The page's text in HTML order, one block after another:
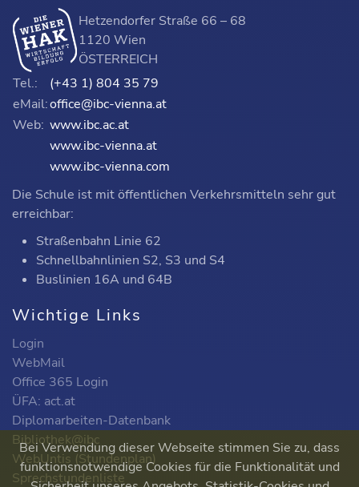
Hetzendorfer Straße 66 – 68
1120 Wien
ÖSTERREICH
Tel.:
(+43 1) 804 35 79
eMail:office@ibc-vienna.at
Web: www.ibc.ac.at
www.ibc-vienna.at
www.ibc-vienna.com
Die Schule ist mit öffentlichen Verkehrsmitteln sehr gut
erreichbar:
Straßenbahn Linie 62
Schnellbahnlinien S2, S3 und S4
Buslinien 16A und 64B
Wichtige Links
Login
WebMail
Office 365 Login
ÜFA: act.at
Diplomarbeiten-Datenbank
Bibliothek@ibc
WebUntis (Stundenplan)
Sprechstundenliste
Bei Verwendung dieser Webseite stimmen Sie zu, dass
funktionsnotwendige Cookies für die Funktionalität und